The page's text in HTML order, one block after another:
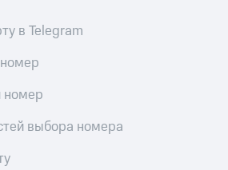
в Telegram
номер
выбора номера